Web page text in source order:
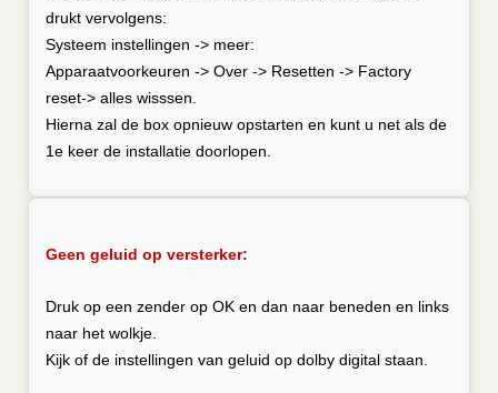
drukt vervolgens:
Systeem instellingen -> meer:
Apparaatvoorkeuren -> Over -> Resetten -> Factory
reset-> alles wisssen.
Hierna zal de box opnieuw opstarten en kunt u net als de
1e keer de installatie doorlopen.
Geen geluid op versterker:
Druk op een zender op OK en dan naar beneden en links
naar het wolkje.
Kijk of de instellingen van geluid op dolby digital staan.